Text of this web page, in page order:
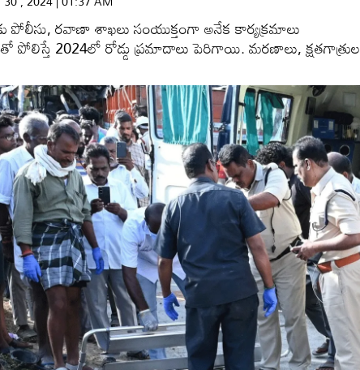
పోలీసు, రవాణా శాఖలు సంయుక్తంగా అనేక కార్యక్రమాలు
పోలిస్తే 2024లో రోడ్డు ప్రమాదాలు పెరిగాయి. మరణాలు, క్షతగాత్రుల